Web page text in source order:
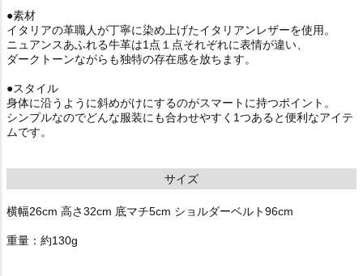
●素材
イタリアの革職人が丁寧に染め上げたイタリアンレザーを使用。
ニュアンスあふれる牛革は1点１点それぞれに表情が違い、
ダークトーンながらも独特の存在感を放ちます。
●スタイル
身体に沿うように斜めがけにするのがスマートに持つポイント。
シンプルなのでどんな服装にも合わせやすく1つあると便利なアイテ
ムです。
サイズ
横幅26cm 高さ32cm 底マチ5cm ショルダーベルト96cm
重量：約130g